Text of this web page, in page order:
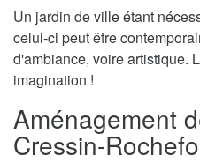
Un jardin de ville étant
celui-ci peut être
d'ambiance, voire artistique.
imagination !
Aménagement
Cressin-